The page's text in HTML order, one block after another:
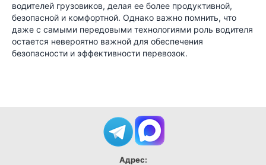
водителей грузовиков, делая ее более продуктивной,
безопасной и комфортной. Однако важно помнить, что
даже с самыми передовыми технологиями роль водителя
остается невероятно важной для обеспечения
безопасности и эффективности перевозок.
Адрес: